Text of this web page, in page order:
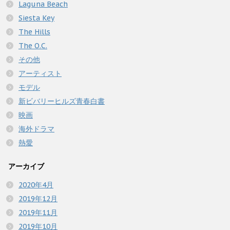
Laguna Beach
Siesta Key
The Hills
The O.C.
その他
アーティスト
モデル
新ビバリーヒルズ青春白書
映画
海外ドラマ
熱愛
アーカイブ
2020年4月
2019年12月
2019年11月
2019年10月